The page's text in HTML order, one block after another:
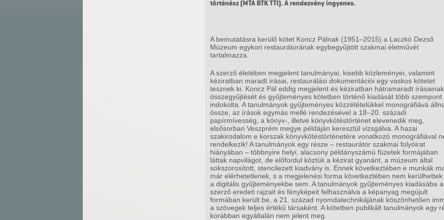
történész (MTA BTK TTI). A rendezvény ingyenes.
A bemutatásra kerülő kötet Koncz Pálnak (1951–2015) a Laczkó Dezső
Múzeum egykori restaurátorának egybegyűjtött szakmai életművét
tartalmazza.
A szerző életében megjelent tanulmányai, kisebb közleményei, valamint
kéziratban maradt írásai, restaurálási dokumentációi egy vaskos kötetet
tesznek ki. Koncz Pál eddig megjelent és kéziratban hátramaradt írásainak
összegyűjtését és gyűjteményes kötetben történő kiadását több szempont
indokolta. A tanulmányok gyűjteményes közzétételükkel monográfiává
össze, az írások egymás mellé rendezésével a 18–20. századi
papírmívesség, a könyv-, illetve könyvkötéstörténet elevenedik meg,
elsősorban Veszprém megye példáján keresztül vizsgálva. A hazai
szakirodalom e korszak könyvkötéstörténetére vonatkozó monográfiával
rendelkezik! A tanulmányok egy része – restaurátor szakmai folyóirat
hiányában – többnyire helyi, alacsony példányszámú füzetek formájában
láttak napvilágot, de előfordul köztük a kézirat gyanánt, a múzeum által
sokszorosított, stencilezett kiadvány is. Ennek következtében e munkák
már elérhetetlenek, s a megjelenési forma következtében nem kerülhettek
a digitális gyűjteményekbe sem. A tanulmányok gyűjteményes kiadásába a
szerző eredeti rajzait és fényképeit felhasználva a képanyag megújult
formában került be, a 21. század nyomdatechnikájának köszönhetően
a szövegek teljes értékű társaként. A kötetben publikált tanulmányok egy
korábban egyáltalán nem jelent meg.